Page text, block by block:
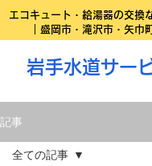
エコキュート・給湯器の交換
｜盛岡市・滝沢市・矢巾
岩手水道サー
記事
全ての記事